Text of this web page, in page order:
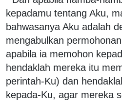
kepadamu tentang Aku,
bahwasanya Aku adalah
mengabulkan
apabila ia memohon
hendaklah mereka itu
perintah-Ku) dan
kepada-Ku, agar mereka